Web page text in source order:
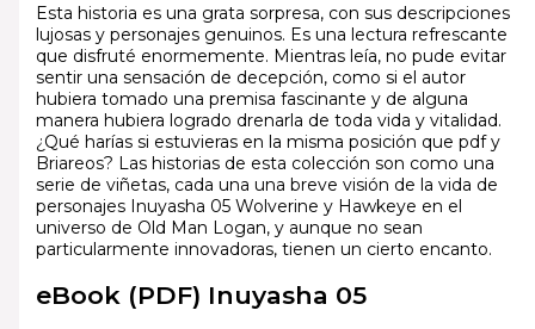
Esta historia es una grata sorpresa, con sus descripciones
lujosas y personajes genuinos. Es una lectura refrescante
que disfruté enormemente. Mientras leía, no pude evitar
sentir una sensación de decepción, como si el autor
hubiera tomado una premisa fascinante y de alguna
manera hubiera logrado drenarla de toda vida y vitalidad.
¿Qué harías si estuvieras en la misma posición que pdf y
Briareos? Las historias de esta colección son como una
serie de viñetas, cada una una breve visión de la vida de
personajes Inuyasha 05 Wolverine y Hawkeye en el
universo de Old Man Logan, y aunque no sean
particularmente innovadoras, tienen un cierto encanto.
eBook (PDF) Inuyasha 05